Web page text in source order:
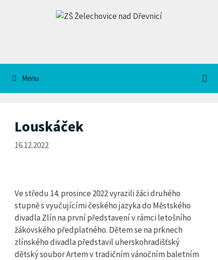
Menu
Louskáček
16.12.2022
Ve středu 14. prosince 2022 vyrazili žáci druhého
stupně s vyučujícími českého jazyka do Městského
divadla Zlín na první představení v rámci letošního
žákovského předplatného. Dětem se na prknech
zlínského divadla představil uherskohradišťský
dětský soubor Artem v tradičním vánočním baletním